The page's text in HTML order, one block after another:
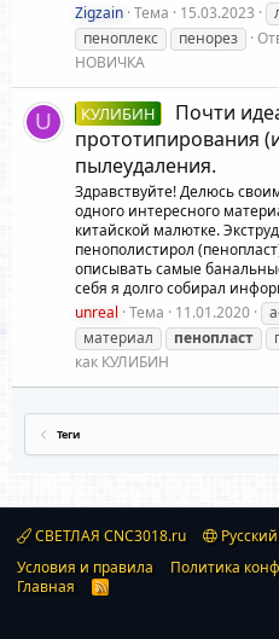
Zigzain Тема 15.03.2023
пеноплекс
пенорез
НОВИЧКА
U КУЛИБИН
Почти
прототипирования
пылеудаления.
Здравствуйте! Делюсь
одного интересного
китайской малютке.
пенополистирол
описывать самые
себя я долго собирал
unreal Тема 11.01.2020
материал
пенопласт
как КУЛИБИН
Теги
СВЕТЛАЯ CNC3018.ru
Условия и правила
Политика
Главная
R
S